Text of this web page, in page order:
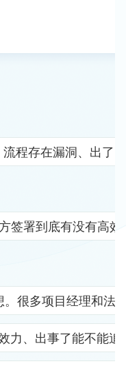
程存在漏洞、出了
签署到底有没有高
很多项目经理和法
、出事了能不能